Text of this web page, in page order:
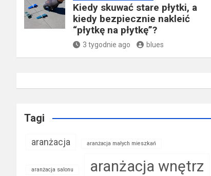
Kiedy skuwać stare płytki, a
kiedy bezpiecznie nakleić
“płytkę na płytkę”?
3 tygodnie ago blues
Tagi
aranżacja aranżacja małych mieszkań
aranżacja salonu aranżacja wnętrz